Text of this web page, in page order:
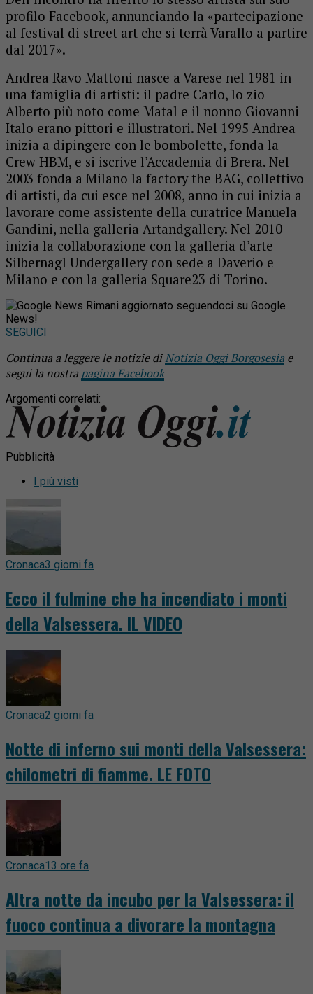
profilo Facebook, annunciando la «partecipazione
al festival di street art che si terrà Varallo a partire
dal 2017».
Andrea Ravo Mattoni nasce a Varese nel 1981 in
una famiglia di artisti: il padre Carlo, lo zio
Alberto più noto come Matal e il nonno Giovanni
Italo erano pittori e illustratori. Nel 1995 Andrea
inizia a dipingere con le bombolette, fonda la
Crew HBM, e si iscrive l’Accademia di Brera. Nel
2003 fonda a Milano la factory the BAG, collettivo
di artisti, da cui esce nel 2008, anno in cui inizia a
lavorare come assistente della curatrice Manuela
Gandini, nella galleria Artandgallery. Nel 2010
inizia la collaborazione con la galleria d’arte
Silbernagl Undergallery con sede a Daverio e
Milano e con la galleria Square23 di Torino.
Rimani aggiornato seguendoci su Google
News!
SEGUICI
Continua a leggere le notizie diNotizia Oggi Borgosesia e
segui la nostra pagina Facebook
Argomenti correlati:
Pubblicità
I più visti
Cronaca3 giorni fa
Ecco il fulmine che ha incendiato i monti
della Valsessera. IL VIDEO
Cronaca2 giorni fa
Notte di inferno sui monti della Valsessera:
chilometri di fiamme. LE FOTO
Cronaca13 ore fa
Altra notte da incubo per la Valsessera: il
fuoco continua a divorare la montagna